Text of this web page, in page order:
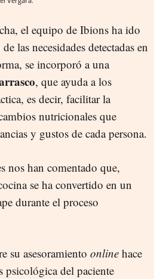
el equipo de Ibions ha ido
las necesidades detectadas en
se incorporó a una
, que ayuda a los
es decir, facilitar la
nutricionales que
y gustos de cada persona.
nos han comentado que,
se ha convertido en un
durante el proceso
su asesoramiento online hace
psicológica del paciente